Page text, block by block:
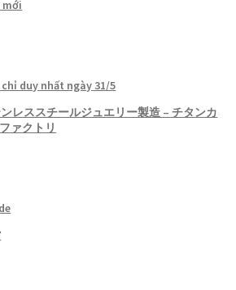
mới
duy nhất ngày 31/5
ンレススチールジュエリー製造 – チタンカ
ァクトリ